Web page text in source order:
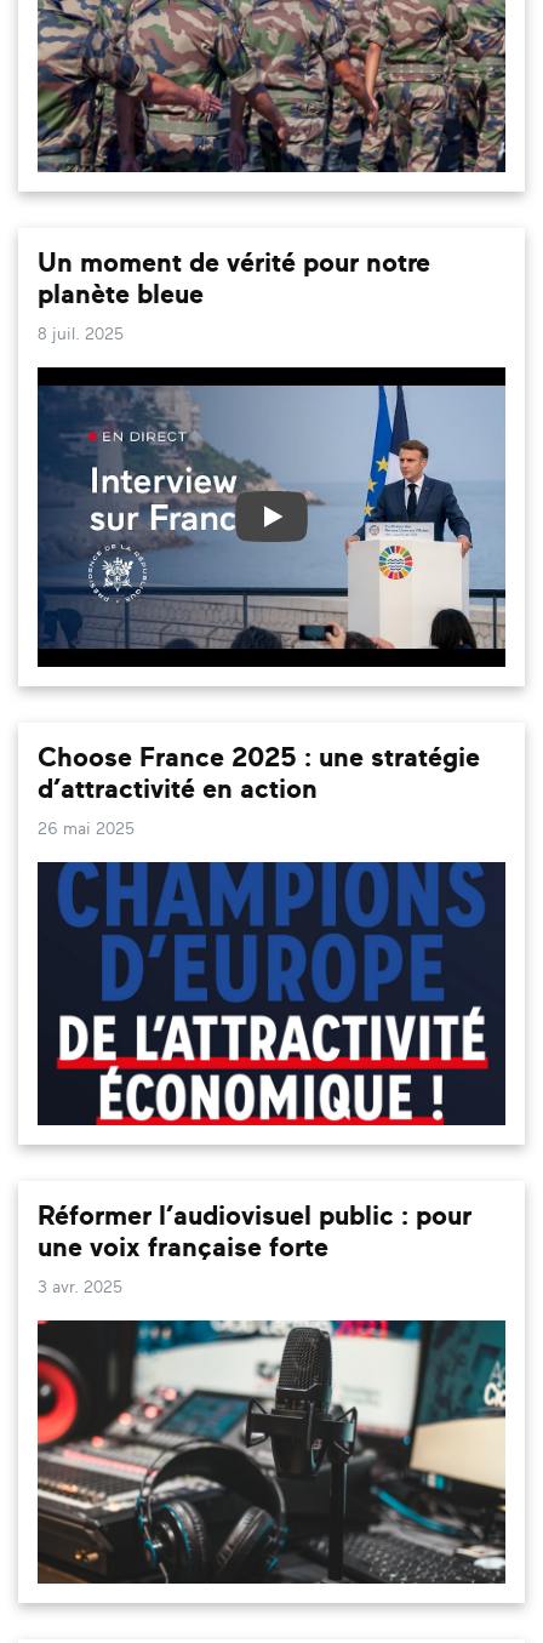
Un moment de vérité pour notre
planète bleue
8 juil. 2025
Choose France 2025 : une stratégie
d’attractivité en action
26 mai 2025
Réformer l’audiovisuel public : pour
une voix française forte
3 avr. 2025